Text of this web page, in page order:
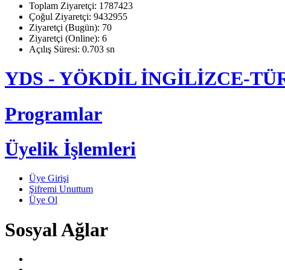
Toplam Ziyaretçi: 1787423
Çoğul Ziyaretçi: 9432955
Ziyaretçi (Bugün): 70
Ziyaretçi (Online): 6
Açılış Süresi: 0.703 sn
YDS - YÖKDİL İNGİLİZCE-
Programlar
Üyelik İşlemleri
Üye Girişi
Şifremi Unuttum
Üye Ol
Sosyal Ağlar